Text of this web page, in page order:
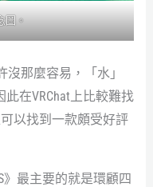
圖。
那麼容易，「水」
在VRChat上比較難找
以找到一款頗受好評
》最主要的就是環顧四